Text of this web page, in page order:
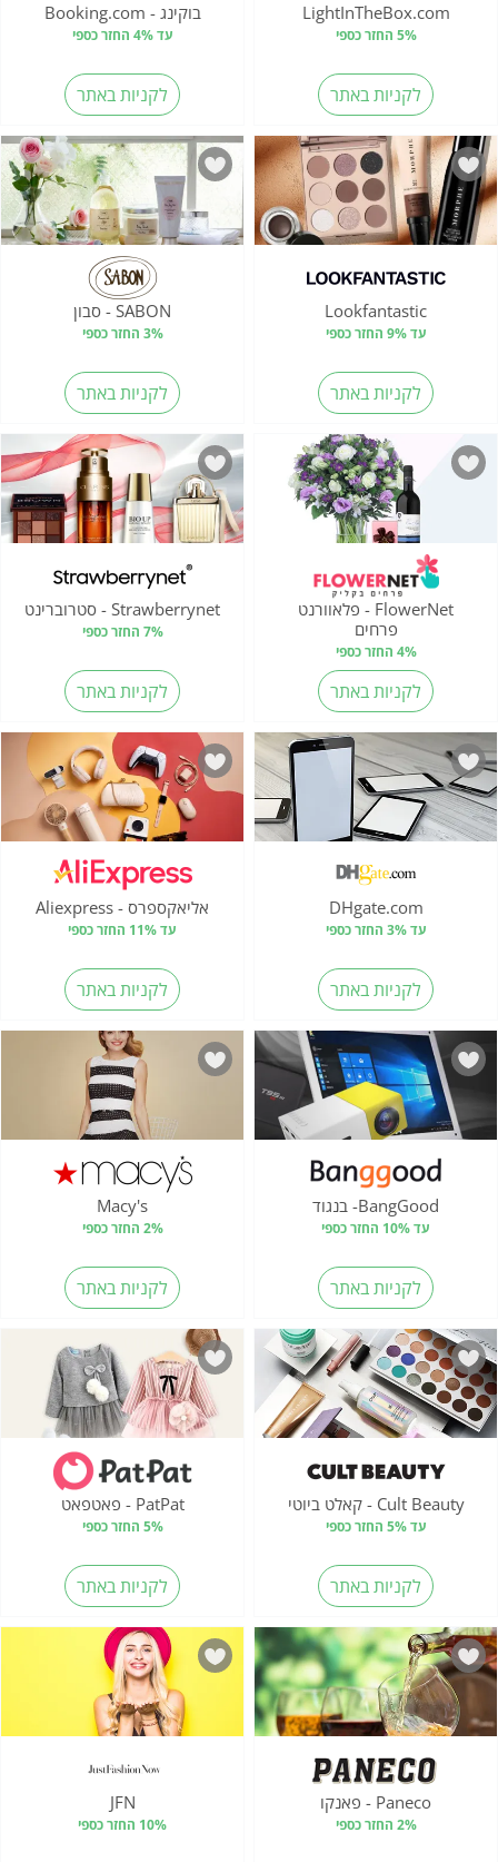
LightInTheBox.com
5% החזר כספי
לקניות באתר
בוקינג - Booking.com
עד 4% החזר כספי
לקניות באתר
Lookfantastic
עד 9% החזר כספי
לקניות באתר
SABON - סבון
3% החזר כספי
לקניות באתר
FlowerNet - פלאוורנט
פרחים
4% החזר כספי
לקניות באתר
Strawberrynet - סטרוברינט
7% החזר כספי
לקניות באתר
DHgate.com
עד 3% החזר כספי
לקניות באתר
אליאקספרס - Aliexpress
עד 11% החזר כספי
לקניות באתר
BangGood- בנגוד
עד 10% החזר כספי
לקניות באתר
Macy's
2% החזר כספי
לקניות באתר
Cult Beauty - קאלט ביוטי
עד 5% החזר כספי
לקניות באתר
PatPat - פאטפאט
5% החזר כספי
לקניות באתר
Paneco - פאנקו
2% החזר כספי
JFN
10% החזר כספי